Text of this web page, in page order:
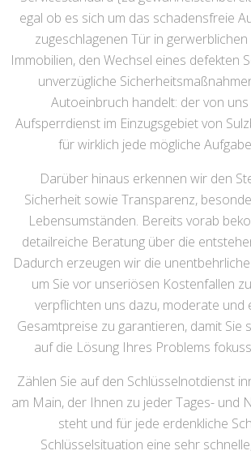
egal ob es sich um das schadensfreie
zugeschlagenen Tür in
Immobilien, den Wechsel eines defekten
unverzügliche
Autoeinbruch handelt: der von
Aufsperrdienst im Einzugsgebiet von
für wirklich jede mögliche
Darüber hinaus erkennen wir den
Sicherheit sowie Transparenz,
Lebensumständen. Bereits vorab
detailreiche Beratung über die
Dadurch erzeugen wir die
um Sie vor unseriösen Kostenfallen
verpflichten uns dazu, moderate und
Gesamtpreise zu garantieren, damit Sie
auf die Lösung Ihres Problems
Zählen Sie auf den Schlüsselnotdienst
am Main, der Ihnen zu jeder Tages- und
steht und für jede erdenkliche
Schlüsselsituation eine sehr